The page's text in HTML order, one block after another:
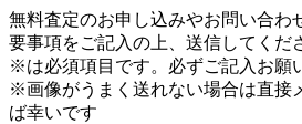
無料査定のお申し込みやお問い合わ
要事項をご記入の上、送信してくだ
※は必須項目です。必ずご記入お願
※画像がうまく送れない場合は直接
ば幸いです